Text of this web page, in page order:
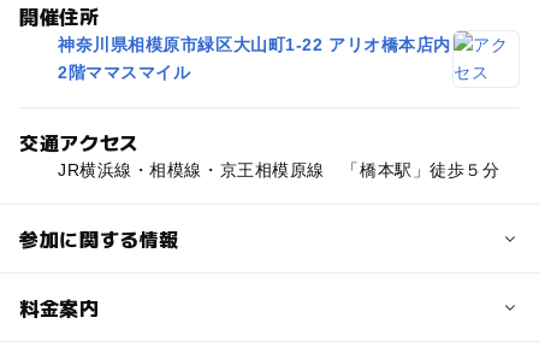
開催住所
神奈川県相模原市緑区大山町1-22 アリオ橋本店内
2階ママスマイル
交通アクセス
JR横浜線・相模線・京王相模原線 「橋本駅」徒歩５分
参加に関する情報
定員
料金案内